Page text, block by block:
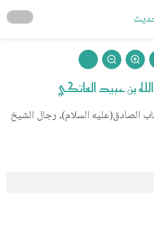
الصادق(عليه السلام)، رجال الشيخ